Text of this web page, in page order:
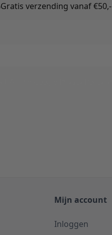
Gratis verzending vanaf €50,-
Mijn account
Inloggen